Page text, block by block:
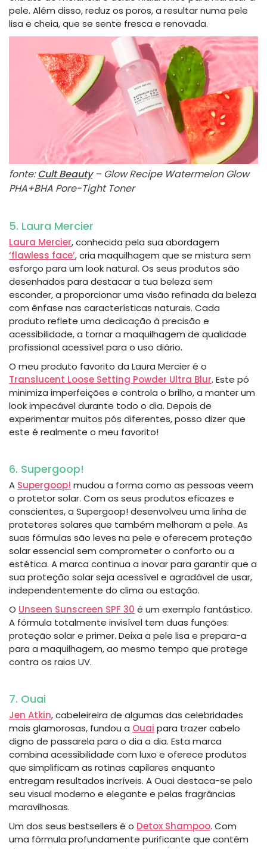
pele. Além disso, reduz os poros, a resultar numa pele
lisa e cheia, que se sente fresca e renovada.
fonte:Cult Beauty– Glow Recipe Watermelon Glow
PHA+BHA Pore-Tight Toner
5. Laura Mercier
Laura Mercier, conhecida pela sua abordagem
‘flawless face’, cria maquilhagem que se mistura sem
esforço para um look natural. Os seus produtos são
desenhados para destacar a tua beleza sem
esconder, a proporcionar uma visão refinada da beleza
com ênfase nas características naturais. Cada
produto reflete uma dedicação à precisão e
acessibilidade, a tornar a maquilhagem de qualidade
profissional acessível para o uso diário.
O meu produto favorito da Laura Mercier é o
Translucent Loose Setting Powder Ultra Blur. Este pó
minimiza imperfeições e controla o brilho, a manter um
look impecável durante todo o dia. Depois de
experimentar muitos pós diferentes, posso dizer que
este é realmente o meu favorito!
6. Supergoop!
A Supergoop! mudou a forma como as pessoas veem
o protetor solar. Com os seus produtos eficazes e
conscientes, a Supergoop! desenvolveu uma linha de
protetores solares que também melhoram a pele. As
suas fórmulas são leves na pele e oferecem proteção
solar essencial sem comprometer o conforto ou a
estética. A marca continua a inovar para garantir que a
sua proteção solar seja acessível e agradável de usar,
independentemente do clima ou estação.
O Unseen Sunscreen SPF 30 é um exemplo fantástico.
A fórmula totalmente invisível tem duas funções:
proteção solar e primer. Deixa a pele lisa e prepara-a
para a maquilhagem, ao mesmo tempo que protege
contra os raios UV.
7. Ouai
Jen Atkin, cabeleireira de algumas das celebridades
mais glamorosas, fundou a Ouai para trazer cabelo
digno de passarela para o dia a dia. Esta marca
combina acessibilidade com luxo e oferece produtos
que simplificam as rotinas capilares enquanto
entregam resultados incríveis. A Ouai destaca-se pelo
seu visual moderno e elegante e pelas fragrâncias
maravilhosas.
Um dos seus bestsellers é o Detox Shampoo. Com
uma fórmula profundamente purificante que contém